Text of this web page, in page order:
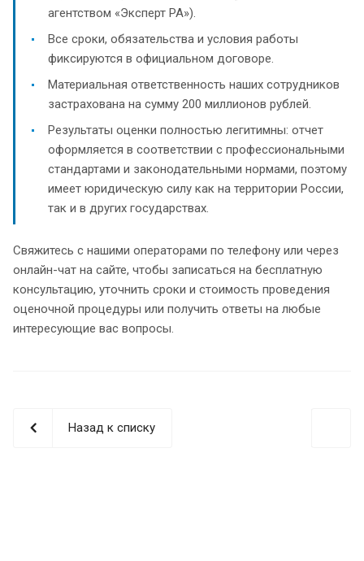
агентством «Эксперт РА»).
Все сроки, обязательства и условия работы
фиксируются в официальном договоре.
Материальная ответственность наших сотрудников
застрахована на сумму 200 миллионов рублей.
Результаты оценки полностью легитимны: отчет
оформляется в соответствии с профессиональными
стандартами и законодательными нормами, поэтому
имеет юридическую силу как на территории России,
так и в других государствах.
Свяжитесь с нашими операторами по телефону или через
онлайн-чат на сайте, чтобы записаться на бесплатную
консультацию, уточнить сроки и стоимость проведения
оценочной процедуры или получить ответы на любые
интересующие вас вопросы.
Назад к списку